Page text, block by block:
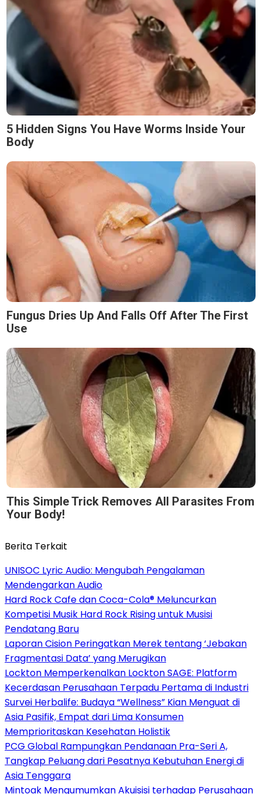
5 Hidden Signs You Have Worms Inside Your
Body
Fungus Dries Up And Falls Off After The First
Use
This Simple Trick Removes All Parasites From
Your Body!
Berita Terkait
UNISOC Lyric Audio: Mengubah Pengalaman
Mendengarkan Audio
Hard Rock Cafe dan Coca-Cola® Meluncurkan
Kompetisi Musik Hard Rock Rising untuk Musisi
Pendatang Baru
Laporan Cision Peringatkan Merek tentang ‘Jebakan
Fragmentasi Data’ yang Merugikan
Lockton Memperkenalkan Lockton SAGE: Platform
Kecerdasan Perusahaan Terpadu Pertama di Industri
Survei Herbalife: Budaya “Wellness” Kian Menguat di
Asia Pasifik, Empat dari Lima Konsumen
Memprioritaskan Kesehatan Holistik
PCG Global Rampungkan Pendanaan Pra-Seri A,
Tangkap Peluang dari Pesatnya Kebutuhan Energi di
Asia Tenggara
Mintoak Mengumumkan Akuisisi terhadap Perusahaan